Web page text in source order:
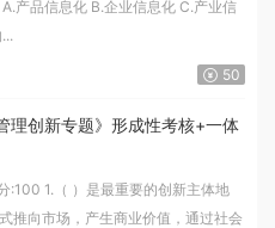
产品信息化 B.企业信息化 C.产业信
50
理创新专题》形成性考核+一体
1.（ ）是最重要的创新主体地
推向市场，产生商业价值，通过社会